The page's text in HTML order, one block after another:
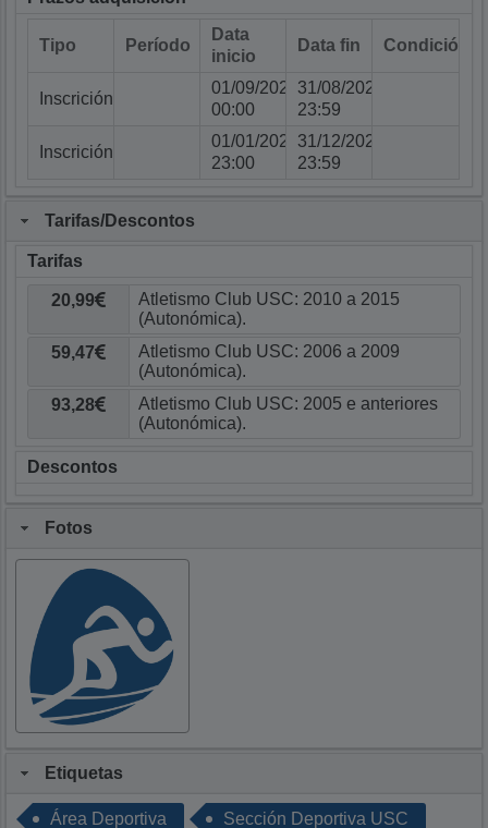
Tipo Período
Data
inicio
Data fin Condicións
Inscrición
01/09/2025
00:00
31/08/2026
23:59
Inscrición
01/01/2026
23:00
31/12/2026
23:59
Tarifas/Descontos
Tarifas
20,99
59,47
93,28
Descontos
Fotos
Etiquetas
Área Deportiva Sección Deportiva USC